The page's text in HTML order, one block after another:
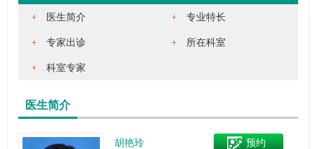
医生简介 专业特长
专家出诊 所在科室
科室专家
医生简介
预约
胡艳玲